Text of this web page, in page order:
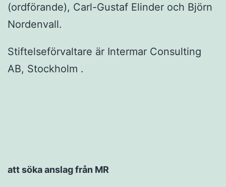
(ordförande), Carl-Gustaf Elinder och Björn
Nordenvall.
Stiftelseförvaltare är Intermar Consulting
AB, Stockholm .
att söka anslag från MR